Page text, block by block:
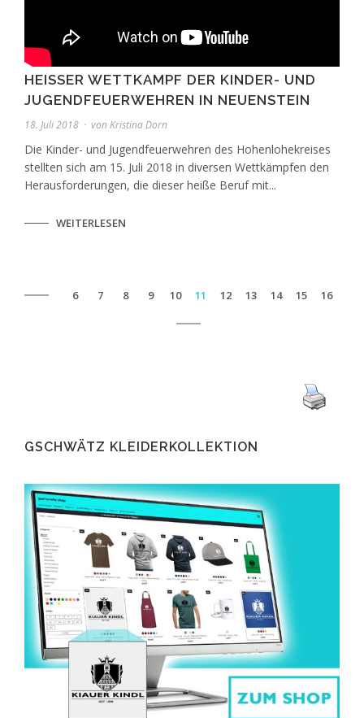
HEISSER WETTKAMPF DER KINDER- UND J
UGENDFEUERWEHREN IN NEUENSTEIN
18. Juli 2018 von Kristina Dorn
Die Kinder- und Jugendfeuerwehren des Hohenlohekreises
stellten sich am 15. Juli 2018 in diversen Wettkämpfen den
Herausforderungen, die dieser heiße Beruf mit...
WEITERLESEN
6 7 8 9 10 11 12 13 14 15 16
GSCHWÄTZ KLEIDERKOLLEKTION